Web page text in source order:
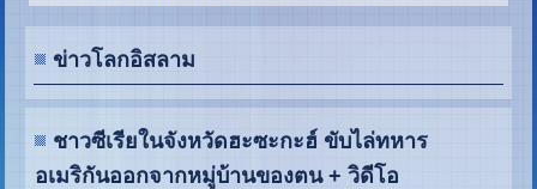
ข่าวโลกอิสลาม
ชาวซีเรียในจังหวัดฮะซะกะฮ์ ขับไล่ทหาร
อเมริกันออกจากหมู่บ้านของตน + วิดีโอ